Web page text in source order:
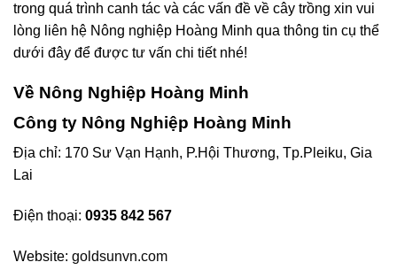
trong quá trình canh tác và các vấn đề về cây trồng xin vui
lòng liên hệ Nông nghiệp Hoàng Minh qua thông tin cụ thể
dưới đây để được tư vấn chi tiết nhé!
Về Nông Nghiệp Hoàng Minh
Công ty Nông Nghiệp Hoàng Minh
Địa chỉ: 170 Sư Vạn Hạnh, P.Hội Thương, Tp.Pleiku, Gia
Lai
Điện thoại: 0935 842 567
Website: goldsunvn.com